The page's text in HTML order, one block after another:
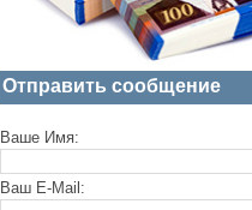
Отправить сообщение
Ваше Имя:
Ваш E-Mail: